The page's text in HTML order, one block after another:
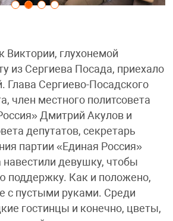
Виктории, глухонемой
из Сергиева Посада, приехало
Глава Сергиево-Посадского
член местного политсовета
Дмитрий Акулов и
депутатов, секретарь
партии «Единая Россия»
навестили девушку, чтобы
поддержку. Как и положено,
с пустыми руками. Среди
гостинцы и конечно, цветы,